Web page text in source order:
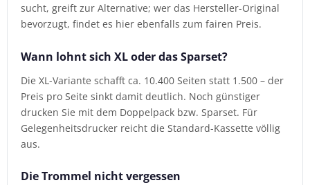
sucht, greift zur Alternative; wer das Hersteller-Original
bevorzugt, findet es hier ebenfalls zum fairen Preis.
Wann lohnt sich XL oder das Sparset?
Die XL-Variante schafft ca. 10.400 Seiten statt 1.500 – der
Preis pro Seite sinkt damit deutlich. Noch günstiger
drucken Sie mit dem Doppelpack bzw. Sparset. Für
Gelegenheitsdrucker reicht die Standard-Kassette völlig
aus.
Die Trommel nicht vergessen